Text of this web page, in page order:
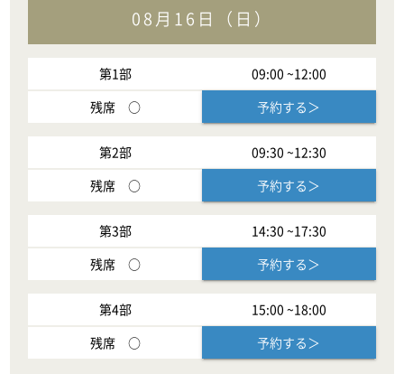
08月16日（日）
第1部 09:00 ~12:00
残席 ○ 予約する＞
第2部 09:30 ~12:30
残席 ○ 予約する＞
第3部 14:30 ~17:30
残席 ○ 予約する＞
第4部 15:00 ~18:00
残席 ○ 予約する＞